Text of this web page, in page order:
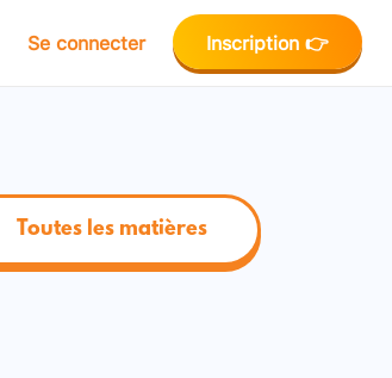
Se connecter Inscription 👉
Toutes les matières